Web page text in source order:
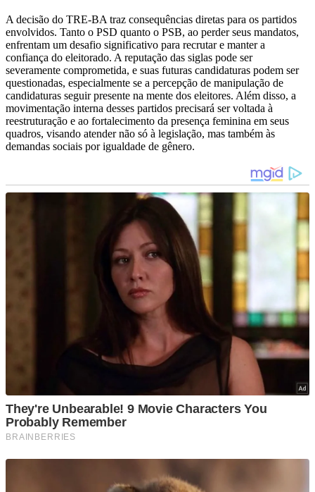
A decisão do TRE-BA traz consequências diretas para os partidos
envolvidos. Tanto o PSD quanto o PSB, ao perder seus mandatos,
enfrentam um desafio significativo para recrutar e manter a
confiança do eleitorado. A reputação das siglas pode ser
severamente comprometida, e suas futuras candidaturas podem ser
questionadas, especialmente se a percepção de manipulação de
candidaturas seguir presente na mente dos eleitores. Além disso, a
movimentação interna desses partidos precisará ser voltada à
reestruturação e ao fortalecimento da presença feminina em seus
quadros, visando atender não só à legislação, mas também às
demandas sociais por igualdade de gênero.